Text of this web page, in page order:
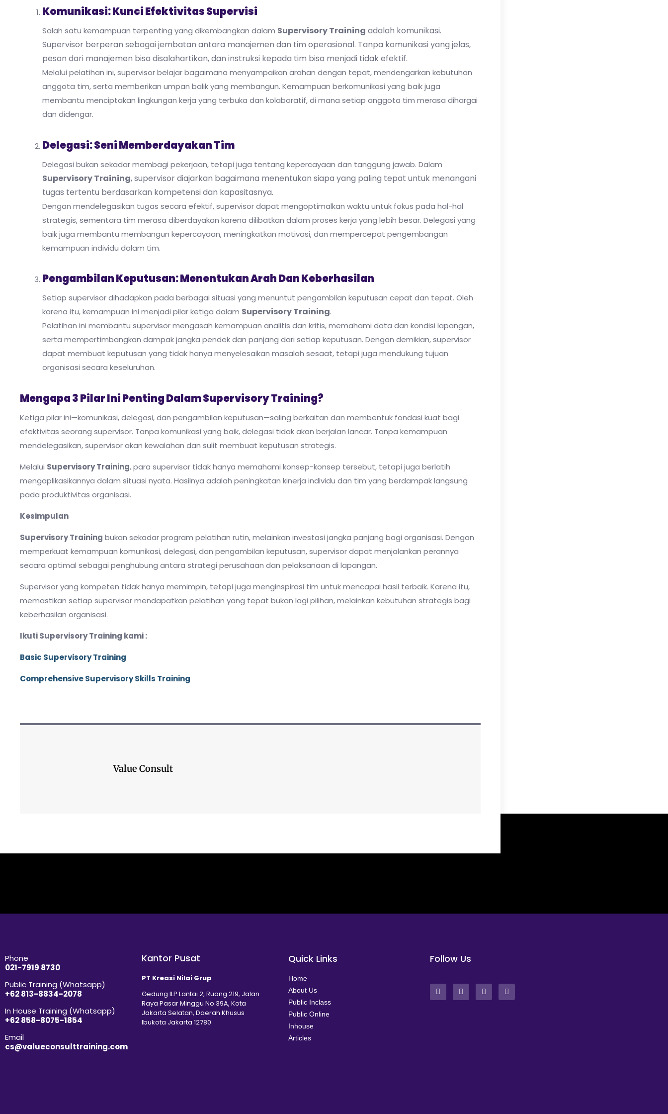
Komunikasi: Kunci Efektivitas Supervisi
Salah satu kemampuan terpenting yang dikembangkan dalam Supervisory Training adalah komunikasi.
Supervisor berperan sebagai jembatan antara manajemen dan tim operasional. Tanpa komunikasi yang jelas,
pesan dari manajemen bisa disalahartikan, dan instruksi kepada tim bisa menjadi tidak efektif.
Melalui pelatihan ini, supervisor belajar bagaimana menyampaikan arahan dengan tepat, mendengarkan kebutuhan
anggota tim, serta memberikan umpan balik yang membangun. Kemampuan berkomunikasi yang baik juga
membantu menciptakan lingkungan kerja yang terbuka dan kolaboratif, di mana setiap anggota tim merasa dihargai
dan didengar.
Delegasi: Seni Memberdayakan Tim
Delegasi bukan sekadar membagi pekerjaan, tetapi juga tentang kepercayaan dan tanggung jawab. Dalam
Supervisory Training, supervisor diajarkan bagaimana menentukan siapa yang paling tepat untuk menangani
tugas tertentu berdasarkan kompetensi dan kapasitasnya.
Dengan mendelegasikan tugas secara efektif, supervisor dapat mengoptimalkan waktu untuk fokus pada hal-hal
strategis, sementara tim merasa diberdayakan karena dilibatkan dalam proses kerja yang lebih besar. Delegasi yang
baik juga membantu membangun kepercayaan, meningkatkan motivasi, dan mempercepat pengembangan
kemampuan individu dalam tim.
Pengambilan Keputusan: Menentukan Arah Dan Keberhasilan
Setiap supervisor dihadapkan pada berbagai situasi yang menuntut pengambilan keputusan cepat dan tepat. Oleh
karena itu, kemampuan ini menjadi pilar ketiga dalam Supervisory Training.
Pelatihan ini membantu supervisor mengasah kemampuan analitis dan kritis, memahami data dan kondisi lapangan,
serta mempertimbangkan dampak jangka pendek dan panjang dari setiap keputusan. Dengan demikian, supervisor
dapat membuat keputusan yang tidak hanya menyelesaikan masalah sesaat, tetapi juga mendukung tujuan
organisasi secara keseluruhan.
Mengapa 3 Pilar Ini Penting Dalam Supervisory Training?
Ketiga pilar ini—komunikasi, delegasi, dan pengambilan keputusan—saling berkaitan dan membentuk fondasi kuat bagi
efektivitas seorang supervisor. Tanpa komunikasi yang baik, delegasi tidak akan berjalan lancar. Tanpa kemampuan
mendelegasikan, supervisor akan kewalahan dan sulit membuat keputusan strategis.
Melalui Supervisory Training, para supervisor tidak hanya memahami konsep-konsep tersebut, tetapi juga berlatih
mengaplikasikannya dalam situasi nyata. Hasilnya adalah peningkatan kinerja individu dan tim yang berdampak langsung
pada produktivitas organisasi.
Kesimpulan
Supervisory Training bukan sekadar program pelatihan rutin, melainkan investasi jangka panjang bagi organisasi. Dengan
memperkuat kemampuan komunikasi, delegasi, dan pengambilan keputusan, supervisor dapat menjalankan perannya
secara optimal sebagai penghubung antara strategi perusahaan dan pelaksanaan di lapangan.
Supervisor yang kompeten tidak hanya memimpin, tetapi juga menginspirasi tim untuk mencapai hasil terbaik. Karena itu,
memastikan setiap supervisor mendapatkan pelatihan yang tepat bukan lagi pilihan, melainkan kebutuhan strategis bagi
keberhasilan organisasi.
Ikuti Supervisory Training kami :
Basic Supervisory Training
Comprehensive Supervisory Skills Training
Value Consult
Phone
021-7919 8730
Public Training (Whatsapp)
+62 813-8834-2078
In House Training (Whatsapp)
+62 858-8075-1854
Email
cs@valueconsulttraining.com
Kantor Pusat
PT Kreasi Nilai Grup
Gedung ILP Lantai 2, Ruang 219, Jalan
Raya Pasar Minggu No.39A, Kota
Jakarta Selatan, Daerah Khusus
Ibukota Jakarta 12780
Quick Links
Home
About Us
Public Inclass
Public Online
Inhouse
Articles
Follow Us